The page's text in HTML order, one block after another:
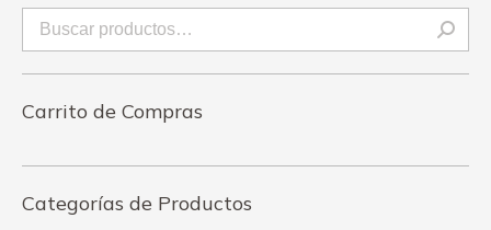
Carrito de Compras
Categorías de Productos